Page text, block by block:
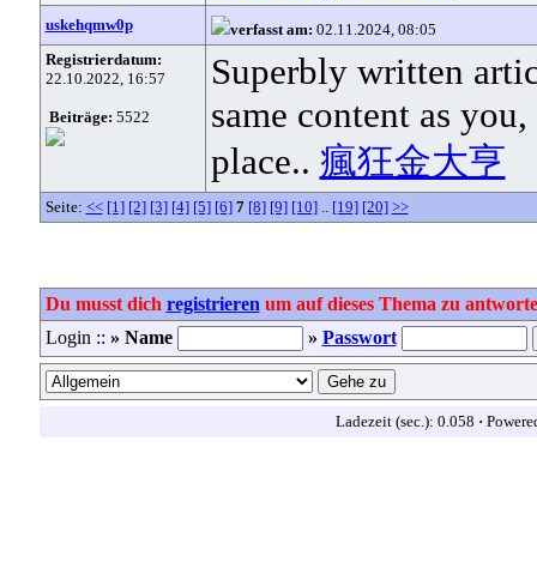
uskehqmw0p verfasst am: 02.11.2024, 08:05
Registrierdatum:
22.10.2022, 16:57
Beiträge: 5522
Superbly written
same content as
place.. 瘋狂金大亨
Seite: << [1] [2] [3] [4] [5] [6] 7 [8] [9] [10].. [19] [20] >>
Du musst dich registrieren um auf dieses Thema zu
Login :: » Name » Passwort
Ladezeit (sec.): 0.058 ·